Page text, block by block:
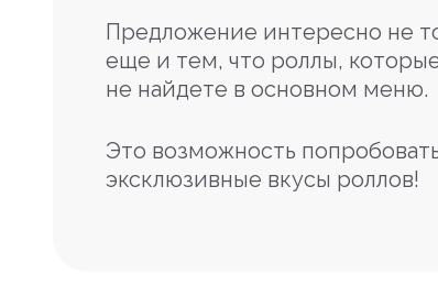
Предложение интересно не
еще и тем, что роллы,
не найдете в основном меню.
Это возможность
эксклюзивные вкусы роллов!